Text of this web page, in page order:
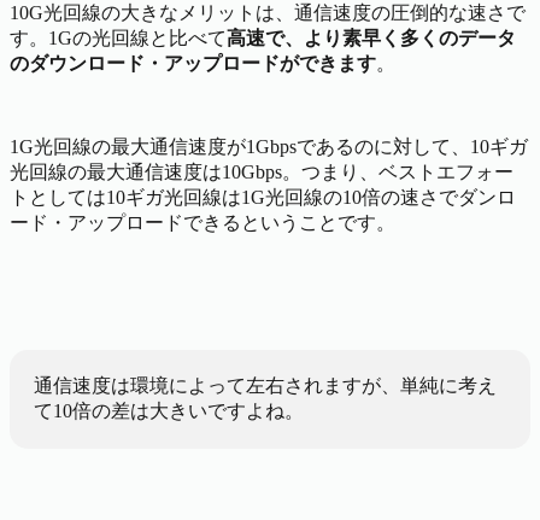
10G光回線の大きなメリットは、通信速度の圧倒的な速さで
す。1Gの光回線と比べて高速で、より素早く多くのデータ
のダウンロード・アップロードができます。
1G光回線の最大通信速度が1Gbpsであるのに対して、10ギガ
光回線の最大通信速度は10Gbps。つまり、ベストエフォー
トとしては10ギガ光回線は1G光回線の10倍の速さでダンロ
ード・アップロードできるということです。
通信速度は環境によって左右されますが、単純に考え
て10倍の差は大きいですよね。